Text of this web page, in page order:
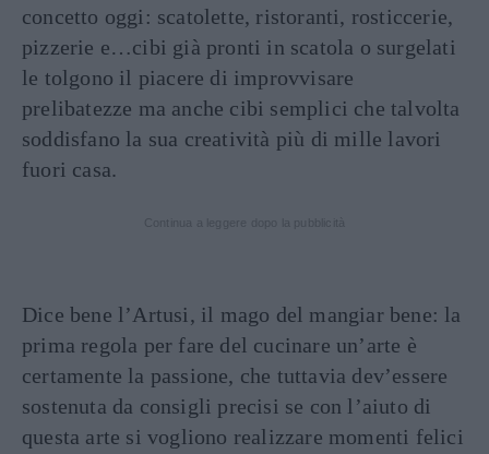
concetto oggi: scatolette, ristoranti, rosticcerie,
pizzerie e…cibi già pronti in scatola o surgelati
le tolgono il piacere di improvvisare
prelibatezze ma anche cibi semplici che talvolta
soddisfano la sua creatività più di mille lavori
fuori casa.
Dice bene l’Artusi, il mago del mangiar bene: la
prima regola per fare del cucinare un’arte è
certamente la passione, che tuttavia dev’essere
sostenuta da consigli precisi se con l’aiuto di
questa arte si vogliono realizzare momenti felici